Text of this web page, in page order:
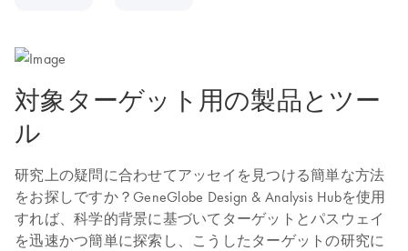
対象ターゲット用の製品とツー
ル
研究上の疑問に合わせてアッセイを見つける簡単な方法
をお探しですか？GeneGlobe Design & Analysis Hubを使用
すれば、科学的背景に基づいてターゲットとパスウェイ
を迅速かつ簡単に探索し、こうしたターゲットの研究に